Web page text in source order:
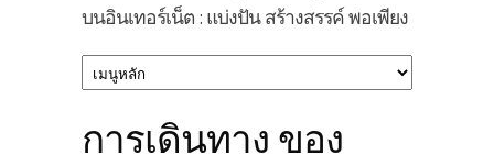
บนอินเทอร์เน็ต : แบ่งปัน สร้างสรรค์ พอเพียง
การเดินทาง ของ